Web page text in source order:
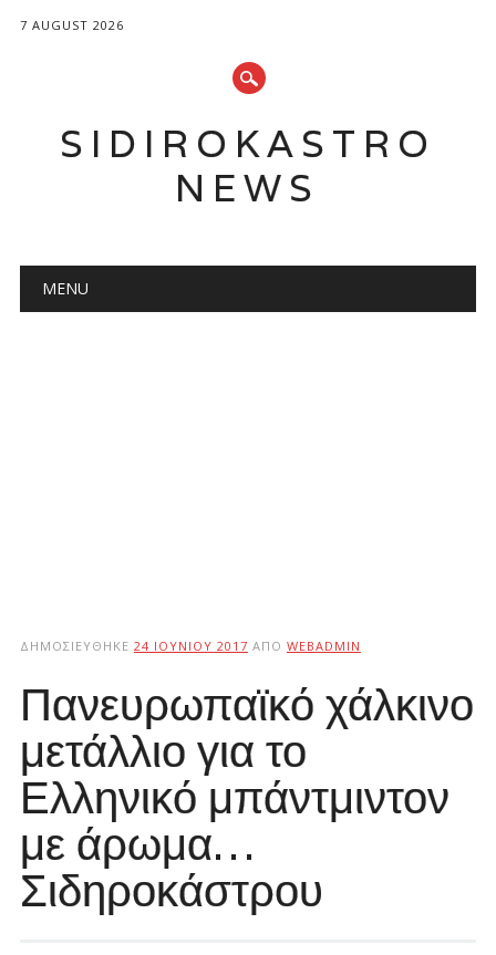
7 AUGUST 2026
SIDIROKASTRO
NEWS
Main menu
MENU
ΔΗΜΟΣΙΕΎΘΗΚΕ 24 ΙΟΥΝΊΟΥ 2017 ΑΠΌ WEBADMIN
Πανευρωπαϊκό χάλκινο
μετάλλιο για το
Ελληνικό μπάντμιντον
με άρωμα…
Σιδηροκάστρου